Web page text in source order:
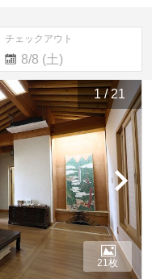
チェックアウト
Navigate
backward
to
interact
with
the
calendar
and
select
a
date.
Press
the
question
1/21
21枚